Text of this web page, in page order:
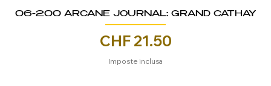
06-200 ARCANE JOURNAL: GRAND CATHAY
Prezzo
CHF 21.50
Imposte inclusa